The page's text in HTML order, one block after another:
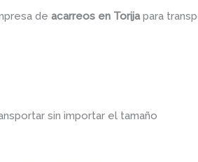
deacarreos en Torijapara
sin importar el tamaño